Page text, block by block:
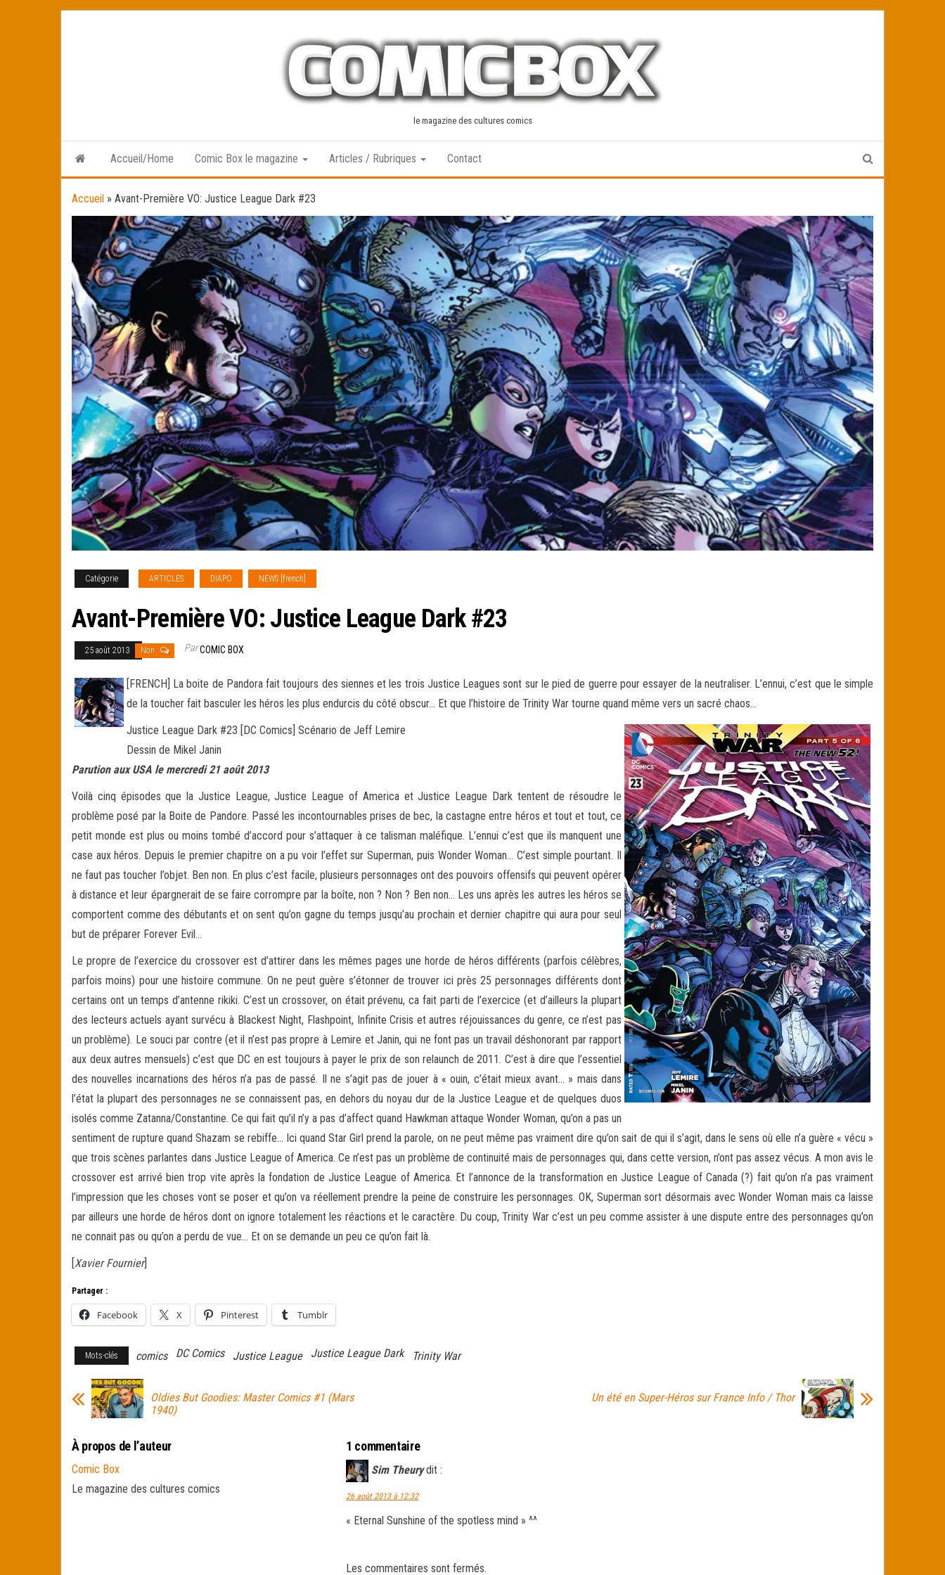
le magazine des cultures comics
Accueil/Home Comic Box le magazine Articles / Rubriques Contact
Accueil » Avant-Première VO: Justice League Dark #23
Catégorie ARTICLES DIAPO NEWS [french]
Avant-Première VO: Justice League Dark #23
25 août 2013 Non ParCOMIC BOX
[FRENCH] La boite de Pandora fait toujours des siennes et les trois Justice Leagues sont sur le pied de guerre pour essayer de la neutraliser. L’ennui, c’est que le simple
de la toucher fait basculer les héros les plus endurcis du côté obscur… Et que l’histoire de Trinity War tourne quand même vers un sacré chaos…
Justice League Dark #23 [DC Comics] Scénario de Jeff Lemire
Dessin de Mikel Janin
Parution aux USA le mercredi 21 août 2013
Voilà cinq épisodes que la Justice League, Justice League of America et Justice League Dark tentent de résoudre le
problème posé par la Boite de Pandore. Passé les incontournables prises de bec, la castagne entre héros et tout et tout, ce
petit monde est plus ou moins tombé d’accord pour s’attaquer à ce talisman maléfique. L’ennui c’est que ils manquent une
case aux héros. Depuis le premier chapitre on a pu voir l’effet sur Superman, puis Wonder Woman… C’est simple pourtant. Il
ne faut pas toucher l’objet. Ben non. En plus c’est facile, plusieurs personnages ont des pouvoirs offensifs qui peuvent opérer
à distance et leur épargnerait de se faire corrompre par la boîte, non ? Non ? Ben non… Les uns après les autres les héros se
comportent comme des débutants et on sent qu’on gagne du temps jusqu’au prochain et dernier chapitre qui aura pour seul
but de préparer Forever Evil…
Le propre de l’exercice du crossover est d’attirer dans les mêmes pages une horde de héros différents (parfois célèbres,
parfois moins) pour une histoire commune. On ne peut guère s’étonner de trouver ici près 25 personnages différents dont
certains ont un temps d’antenne rikiki. C’est un crossover, on était prévenu, ca fait parti de l’exercice (et d’ailleurs la plupart
des lecteurs actuels ayant survécu à Blackest Night, Flashpoint, Infinite Crisis et autres réjouissances du genre, ce n’est pas
un problème). Le souci par contre (et il n’est pas propre à Lemire et Janin, qui ne font pas un travail déshonorant par rapport
aux deux autres mensuels) c’est que DC en est toujours à payer le prix de son relaunch de 2011. C’est à dire que l’essentiel
des nouvelles incarnations des héros n’a pas de passé. Il ne s’agit pas de jouer à « ouin, c’était mieux avant… » mais dans
l’état la plupart des personnages ne se connaissent pas, en dehors du noyau dur de la Justice League et de quelques duos
isolés comme Zatanna/Constantine. Ce qui fait qu’il n’y a pas d’affect quand Hawkman attaque Wonder Woman, qu’on a pas un
sentiment de rupture quand Shazam se rebiffe… Ici quand Star Girl prend la parole, on ne peut même pas vraiment dire qu’on sait de qui il s’agit, dans le sens où elle n’a guère « vécu »
que trois scènes parlantes dans Justice League of America. Ce n’est pas un problème de continuité mais de personnages qui, dans cette version, n’ont pas assez vécus. A mon avis le
crossover est arrivé bien trop vite après la fondation de Justice League of America. Et l’annonce de la transformation en Justice League of Canada (?) fait qu’on n’a pas vraiment
l’impression que les choses vont se poser et qu’on va réellement prendre la peine de construire les personnages. OK, Superman sort désormais avec Wonder Woman mais ca laisse
par ailleurs une horde de héros dont on ignore totalement les réactions et le caractère. Du coup, Trinity War c’est un peu comme assister à une dispute entre des personnages qu’on
ne connait pas ou qu’on a perdu de vue… Et on se demande un peu ce qu’on fait là.
[Xavier Fournier]
Partager :
Facebook X Pinterest Tumblr
Mots-clés comics DC Comics Justice League Justice League Dark Trinity War
Oldies But Goodies: Master Comics #1 (Mars
1940)
Un été en Super-Héros sur France Info / Thor
À propos de l’auteur
Comic Box
Le magazine des cultures comics
1 commentaire
Sim Theury dit :
26 août 2013 à 12:32
« Eternal Sunshine of the spotless mind » ^^
Les commentaires sont fermés.